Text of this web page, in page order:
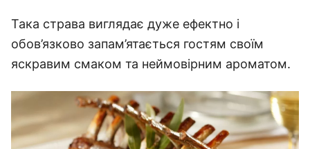
Така страва виглядає дуже ефектно і
обов’язково запам’ятається гостям своїм
яскравим смаком та неймовірним ароматом.